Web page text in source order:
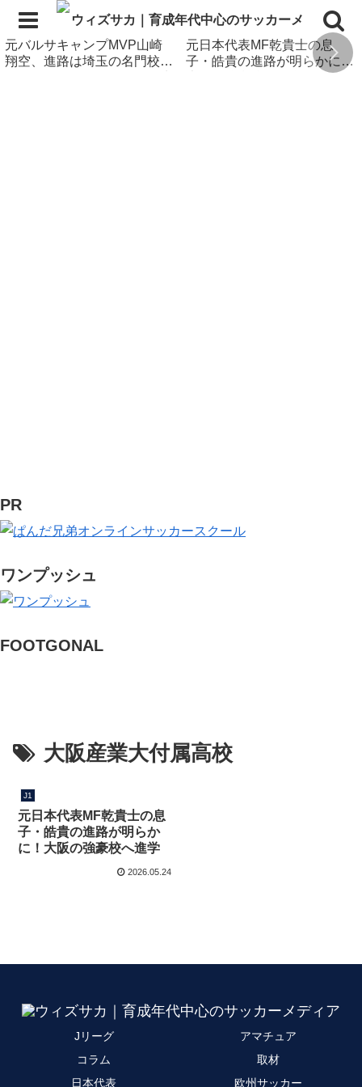
元バルサキャンプMVP山崎
翔空、進路は埼玉の名門校！
元日本代表MF乾貴士の息
子・皓貴の進路が明らかに！
PR
ワンプッシュ
FOOTGONAL
大阪産業大付属高校
J1
元日本代表MF乾貴士の息
子・皓貴の進路が明らか
に！大阪の強豪校へ進学
2026.05.24
Jリーグ
アマチュア
コラム
取材
日本代表
欧州サッカー